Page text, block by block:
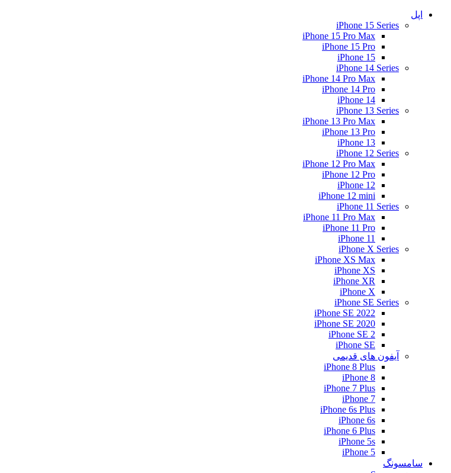
اپل
iPhone 15 Series
iPhone 15 Pro Max
iPhone 15 Pro
iPhone 15
iPhone 14 Series
iPhone 14 Pro Max
iPhone 14 Pro
iPhone 14
iPhone 13 Series
iPhone 13 Pro Max
iPhone 13 Pro
iPhone 13
iPhone 12 Series
iPhone 12 Pro Max
iPhone 12 Pro
iPhone 12
iPhone 12 mini
iPhone 11 Series
iPhone 11 Pro Max
iPhone 11 Pro
iPhone 11
iPhone X Series
iPhone XS Max
iPhone XS
iPhone XR
iPhone X
iPhone SE Series
iPhone SE 2022
iPhone SE 2020
iPhone SE 2
iPhone SE
آیفون های قدیمی
iPhone 8 Plus
iPhone 8
iPhone 7 Plus
iPhone 7
iPhone 6s Plus
iPhone 6s
iPhone 6 Plus
iPhone 5s
iPhone 5
سامسونگ